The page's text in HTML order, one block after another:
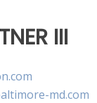
III
md.com